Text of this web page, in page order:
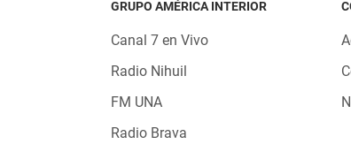
GRUPO AMÉRICA INTERIOR
Canal 7 en Vivo
Radio Nihuil
FM UNA
Radio Brava